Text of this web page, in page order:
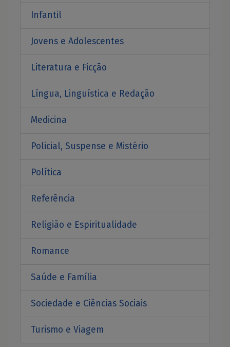
Infantil
Jovens e Adolescentes
Literatura e Ficção
Língua, Linguística e Redação
Medicina
Policial, Suspense e Mistério
Política
Referência
Religião e Espiritualidade
Romance
Saúde e Família
Sociedade e Ciências Sociais
Turismo e Viagem